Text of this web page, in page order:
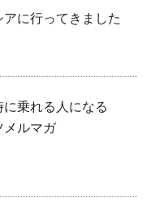
に行ってきました
乗れる人になる
メルマガ